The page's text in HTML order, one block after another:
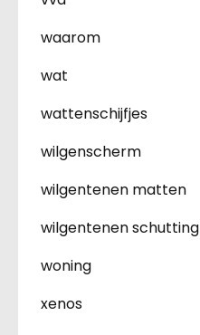
waarom
wat
wattenschijfjes
wilgenscherm
wilgentenen matten
wilgentenen schutting
woning
xenos